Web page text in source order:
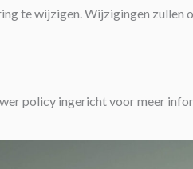
te wijzigen. Wijzigingen zullen
policy ingericht voor meer